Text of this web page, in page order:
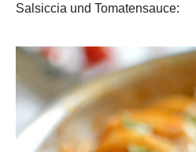
Salsiccia und Tomatensauce: